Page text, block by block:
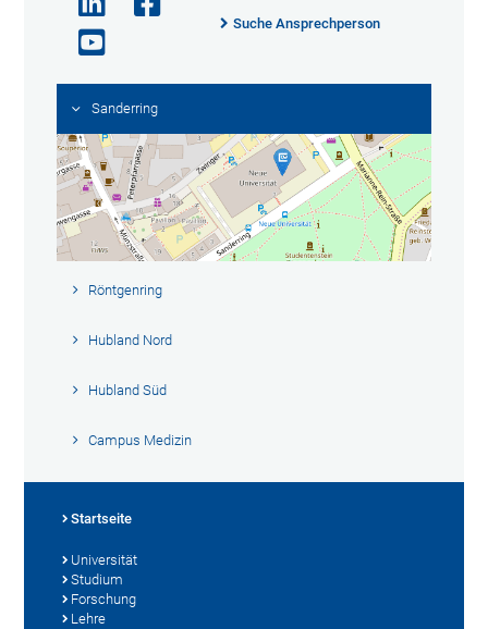
Suche Ansprechperson
Sanderring
Röntgenring
Hubland Nord
Hubland Süd
Campus Medizin
Startseite
Universität
Studium
Forschung
Lehre